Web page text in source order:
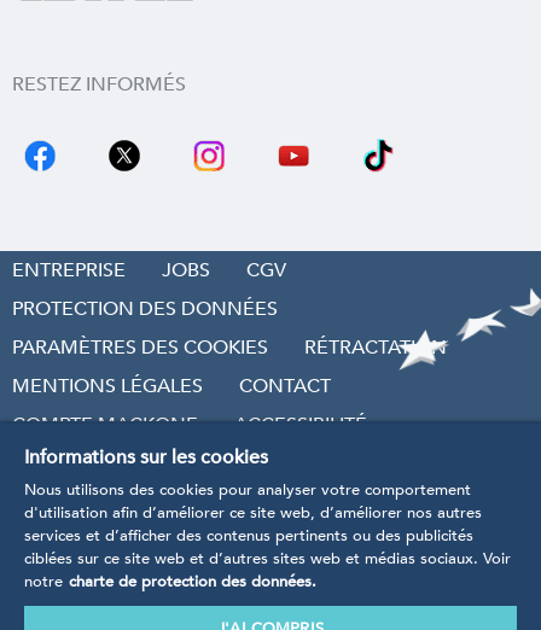
RESTEZ INFORMÉS
ENTREPRISE JOBS
CGV
PROTECTION DES DONNÉES
PARAMÈTRES DES COOKIES
RÉTRACTATION
MENTIONS LÉGALES
CONTACT
COMPTE MACKONE
ACCESSIBILITÉ
* Tarifs TVA incluse, hors frais d’envoi et frais de
Informations sur les cookies
Nous utilisons des cookies pour analyser votre comportement
d'utilisation afin d’améliorer ce site web, d’améliorer nos autres
services et d’afficher des contenus pertinents ou des publicités
ciblées sur ce site web et d’autres sites web et médias sociaux. Voir
notre charte de protection des données.